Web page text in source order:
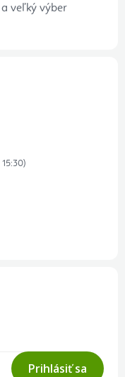
veľký výber
Prihlásiť sa